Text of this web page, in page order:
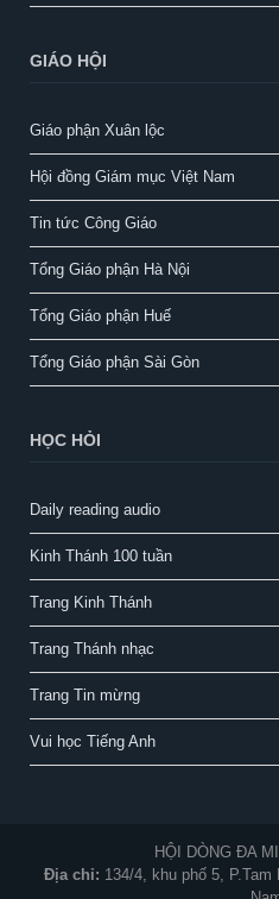
GIÁO HỘI
Giáo phận Xuân lộc
Hội đồng Giám mục Việt Nam
Tin tức Công Giáo
Tổng Giáo phận Hà Nội
Tổng Giáo phận Huế
Tổng Giáo phận Sài Gòn
HỌC HỎI
Daily reading audio
Kinh Thánh 100 tuần
Trang Kinh Thánh
Trang Thánh nhạc
Trang Tin mừng
Vui học Tiếng Anh
HỘI DÒNG ĐA
Địa chỉ: 134/4, khu phố 5,